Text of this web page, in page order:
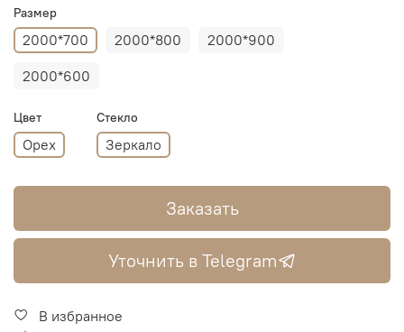
Размер
2000*700 2000*800
2000*900
2000*600
Цвет
Орех
Стекло
Зеркало
Заказать
Уточнить в Telegram
В избранное